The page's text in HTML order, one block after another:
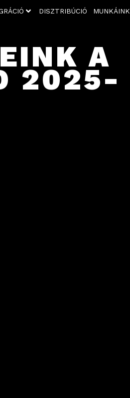
DISZTRIBÚCIÓ MUNKÁINK
A
2025-